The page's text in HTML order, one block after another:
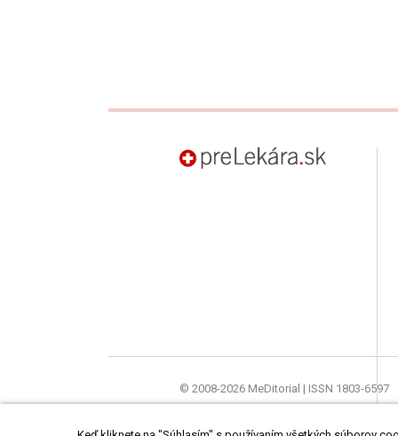
© 2008-2026 MeDitorial | ISSN 1803-6597
Stránky preLekára.sk sú určené